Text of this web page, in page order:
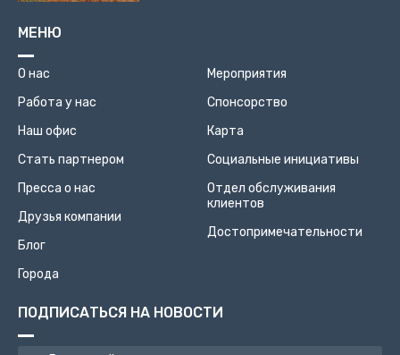
МЕНЮ
О нас
Работа у нас
Наш офис
Стать партнером
Пресса о нас
Друзья компании
Блог
Города
Мероприятия
Спонсорство
Карта
Социальные инициативы
Отдел обслуживания
клиентов
Достопримечательности
ПОДПИСАТЬСЯ НА НОВОСТИ